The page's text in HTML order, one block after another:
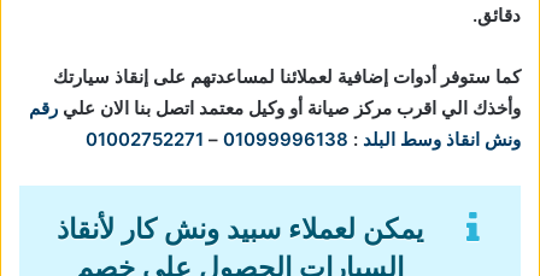
دقائق.
كما ستوفر أدوات إضافية لعملائنا لمساعدتهم على إنقاذ سيارتك
وأخذك الي اقرب مركز صيانة أو وكيل معتمد اتصل بنا الان علي رقم
ونش انقاذ وسط البلد :
01099996138
–
01002752271
يمكن لعملاء سبيد ونش كار لأنقاذ
السيارات الحصول على خصم